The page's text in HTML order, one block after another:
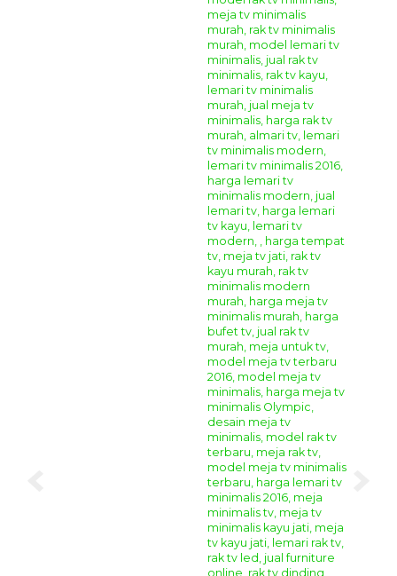
Bufet TV Hias Klasik Elegan
Anda juga dapat melihat produk Bufet TV
Bufet TV Ukir Cantik Madame
Bufet TV Hias Cantik Alezi
Bufet TV Ukir Mewah Vallery
Anda bisa berbelanja online produk furniture jepara
di
tempat kami karena kami menyediakan berbagai jenis
mebel disini dengan harga terjangkau dibandingkan
dengan toko online mebel lain di Jepara dengan kualitas